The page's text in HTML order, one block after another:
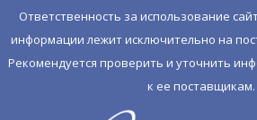
Ответственность за использование
информации лежит исключительно на
Рекомендуется проверить и уточнить
к ее поставщикам.